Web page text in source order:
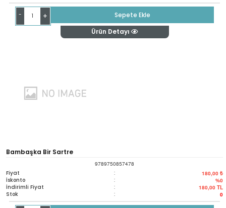
- +
Sepete Ekle
Ürün Detayı
Bambaşka Bir Sartre
9789750857478
Fiyat : 180,00 ₺
İskonto : %0
İndirimli Fiyat : 180,00 TL
Stok : 0